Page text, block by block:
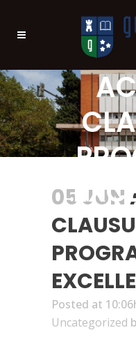
05 JUN
Posted at
Uncategorized